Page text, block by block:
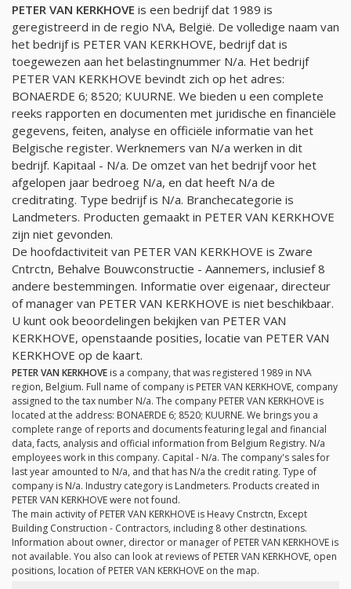
PETER VAN KERKHOVE is een bedrijf dat 1989 is
geregistreerd in de regio N\A, België. De volledige naam van
het bedrijf is PETER VAN KERKHOVE, bedrijf dat is
toegewezen aan het belastingnummer N/a. Het bedrijf
PETER VAN KERKHOVE bevindt zich op het adres:
BONAERDE 6; 8520; KUURNE. We bieden u een complete
reeks rapporten en documenten met juridische en financiële
gegevens, feiten, analyse en officiële informatie van het
Belgische register. Werknemers van N/a werken in dit
bedrijf. Kapitaal - N/a. De omzet van het bedrijf voor het
afgelopen jaar bedroeg N/a, en dat heeft N/a de
creditrating. Type bedrijf is N/a. Branchecategorie is
Landmeters. Producten gemaakt in PETER VAN KERKHOVE
zijn niet gevonden.
De hoofdactiviteit van PETER VAN KERKHOVE is Zware
Cntrctn, Behalve Bouwconstructie - Aannemers, inclusief 8
andere bestemmingen. Informatie over eigenaar, directeur
of manager van PETER VAN KERKHOVE is niet beschikbaar.
U kunt ook beoordelingen bekijken van PETER VAN
KERKHOVE, openstaande posities, locatie van PETER VAN
KERKHOVE op de kaart.
PETER VAN KERKHOVE is a company, that was registered 1989 in N\A
region, Belgium. Full name of company is PETER VAN KERKHOVE, company
assigned to the tax number N/a. The company PETER VAN KERKHOVE is
located at the address: BONAERDE 6; 8520; KUURNE. We brings you a
complete range of reports and documents featuring legal and financial
data, facts, analysis and official information from Belgium Registry. N/a
employees work in this company. Capital - N/a. The company's sales for
last year amounted to N/a, and that has N/a the credit rating. Type of
company is N/a. Industry category is Landmeters. Products created in
PETER VAN KERKHOVE were not found.
The main activity of PETER VAN KERKHOVE is Heavy Cnstrctn, Except
Building Construction - Contractors, including 8 other destinations.
Information about owner, director or manager of PETER VAN KERKHOVE is
not available. You also can look at reviews of PETER VAN KERKHOVE, open
positions, location of PETER VAN KERKHOVE on the map.